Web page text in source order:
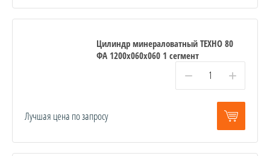
Цилиндр минераловатный ТЕХНО 80
ФА 1200x060x060 1 сегмент
− +
Лучшая цена по запросу